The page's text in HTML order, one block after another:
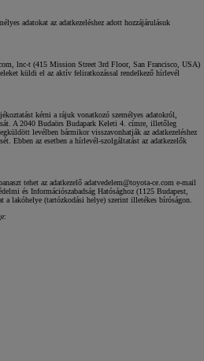
adatokat az adatkezeléshez adott hozzájárulásuk
lnc-t (415 Mission Street 3rd Floor, San Francisco, USA)
küldi el az aktív feliratkozással rendelkező hírlevél
kérni a rájuk vonatkozó személyes adatokról,
A 2040 Budaörs Budapark Keleti 4. címre, illetőleg
levélben bármikor visszavonhatják az adatkezeléshez
Ebben az esetben a hírlevél-szolgáltatást az adatkezelők
tehet az adatkezelő adatvedelem@toyota-ce.com e-mail
és Információszabadság Hatósághoz (1125 Budapest,
lakóhelye (tartózkodási helye) szerint illetékes bíróságon.